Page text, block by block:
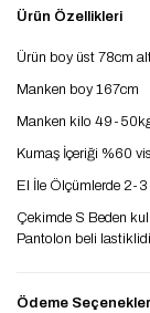
Ürün Özellikleri
Ürün boy üst 78cm
Manken boy 167cm
Manken kilo 49-
Kumaş İçeriği %60
El İle Ölçümlerde 2-3
Çekimde S Beden
Pantolon beli
Ödeme